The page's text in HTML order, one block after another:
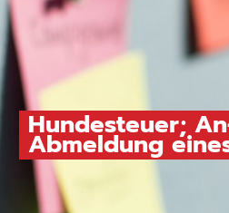
Hundesteuer;
Abmeldung